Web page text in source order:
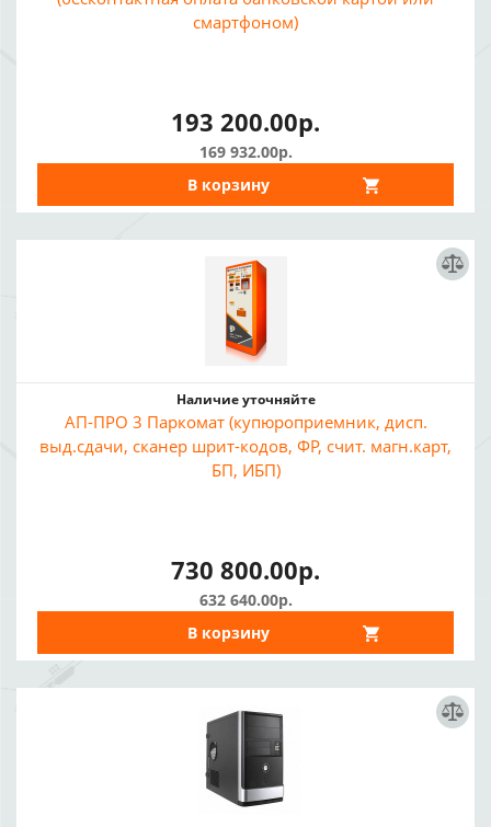
смартфоном)
193 200.00р.
169 932.00р.
В корзину
Наличие уточняйте
АП-ПРО 3 Паркомат (купюроприемник, дисп.
выд.сдачи, сканер шрит-кодов, ФР, счит. магн.карт,
БП, ИБП)
730 800.00р.
632 640.00р.
В корзину